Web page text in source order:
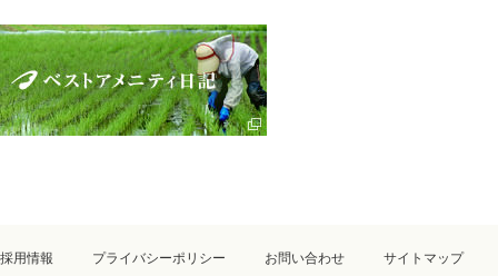
採用情報 プライバシーポリシー お問い合わせ サイトマップ